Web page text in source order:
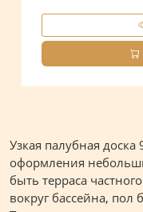
Узкая палубная
оформления
быть терраса
вокруг бассейна,